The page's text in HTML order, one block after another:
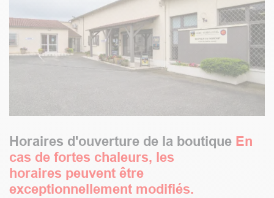
Horaires d'ouverture de la boutique En
cas de fortes chaleurs, les
horaires peuvent être
exceptionnellement modifiés.